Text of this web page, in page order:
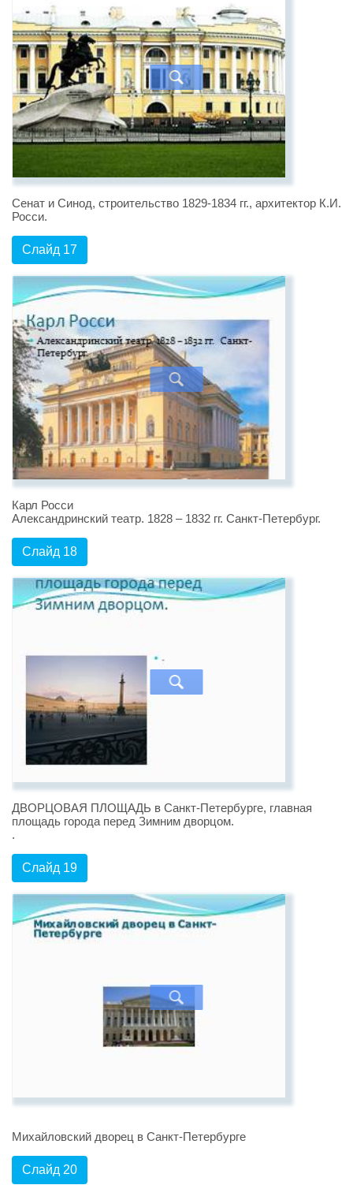
Сенат и Синод, строительство 1829-1834 гг., архитектор К.И.
Росси.
Слайд 17
Карл Росси
Александринский театр. 1828 – 1832 гг. Санкт-Петербург.
Слайд 18
ДВОРЦОВАЯ ПЛОЩАДЬ в Санкт-Петербурге, главная
площадь города перед Зимним дворцом.
.
Слайд 19
Михайловский дворец в Санкт-Петербурге
Слайд 20